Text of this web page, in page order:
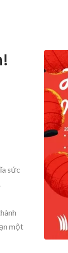
sức
một